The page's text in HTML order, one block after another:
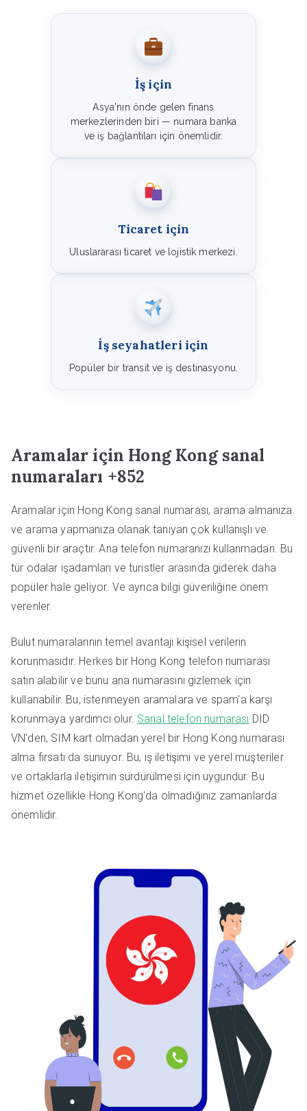
İş için
Asya'nın önde gelen finans
merkezlerinden biri — numara banka
ve iş bağlantıları için önemlidir.
Ticaret için
Uluslararası ticaret ve lojistik merkezi.
İş seyahatleri için
Popüler bir transit ve iş destinasyonu.
Aramalar için Hong Kong sanal
numaraları +852
Aramalar için Hong Kong sanal numarası, arama almanıza
ve arama yapmanıza olanak tanıyan çok kullanışlı ve
güvenli bir araçtır. Ana telefon numaranızı kullanmadan. Bu
tür odalar işadamları ve turistler arasında giderek daha
popüler hale geliyor. Ve ayrıca bilgi güvenliğine önem
verenler.
Bulut numaralarının temel avantajı kişisel verilerin
korunmasıdır. Herkes bir Hong Kong telefon numarası
satın alabilir ve bunu ana numarasını gizlemek için
kullanabilir. Bu, istenmeyen aramalara ve spam'a karşı
korunmaya yardımcı olur. Sanal telefon numarası DID
VN'den, SIM kart olmadan yerel bir Hong Kong numarası
alma fırsatı da sunuyor. Bu, iş iletişimi ve yerel müşteriler
ve ortaklarla iletişimin sürdürülmesi için uygundur. Bu
hizmet özellikle Hong Kong'da olmadığınız zamanlarda
önemlidir.